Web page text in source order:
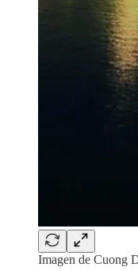
Imagen de Cuong